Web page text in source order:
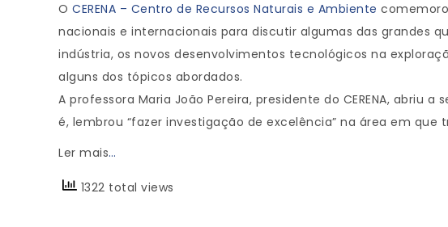
O CERENA – Centro de Recursos Naturais e Ambiente
nacionais e internacionais para discutir algumas das grandes
indústria, os novos desenvolvimentos tecnológicos na
alguns dos tópicos abordados.
A professora Maria João Pereira, presidente do CERENA, abriu
é, lembrou “fazer investigação de excelência” na área em que
Ler mais…
1322 total views